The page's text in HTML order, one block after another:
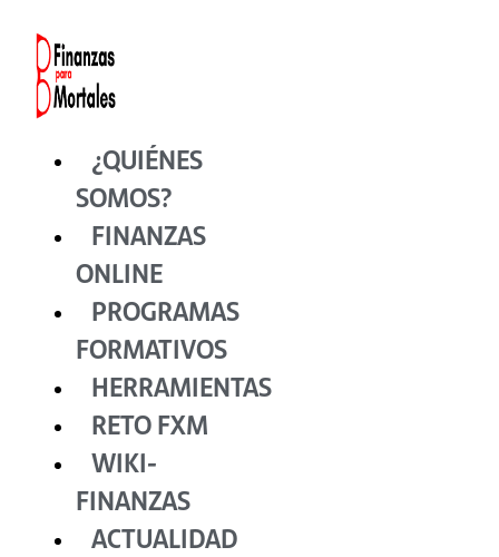
contenido
¿QUIÉNES
SOMOS?
FINANZAS
ONLINE
PROGRAMAS
FORMATIVOS
HERRAMIENTAS
RETO FXM
WIKI-
FINANZAS
ACTUALIDAD